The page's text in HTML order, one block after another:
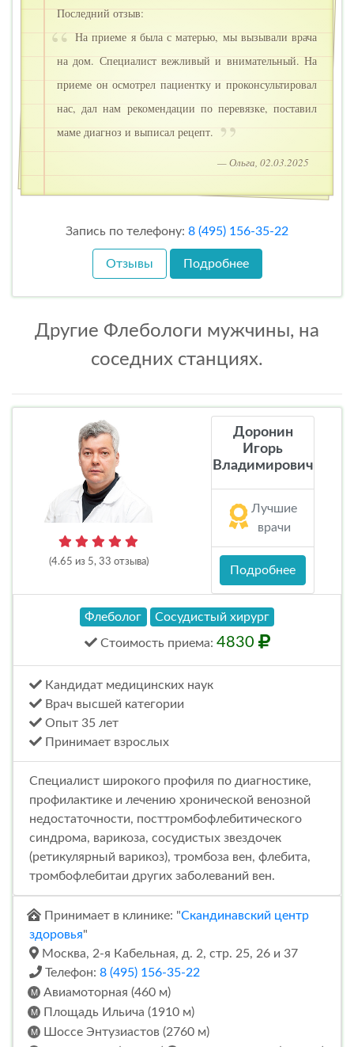
Последний отзыв:
На приеме я была с матерью, мы вызывали врача
на дом. Специалист вежливый и внимательный. На
приеме он осмотрел пациентку и проконсультировал
нас, дал нам рекомендации по перевязке, поставил
маме диагноз и выписал рецепт.
— Ольга, 02.03.2025
Запись по телефону: 8 (495) 156-35-22
Отзывы Подробнее
Другие Флебологи мужчины, на
соседних станциях.
(4.65 из 5, 33 отзыва)
Доронин
Игорь
Владимирович
Лучшие
врачи
Подробнее
Флеболог Сосудистый хирург
Стоимость приема: 4830
Кандидат медицинских наук
Врач высшей категории
Опыт 35 лет
Принимает взрослых
Специалист широкого профиля по диагностике,
профилактике и лечению хронической венозной
недостаточности, посттромбофлебитического
синдрома, варикоза, сосудистых звездочек
(ретикулярный варикоз), тромбоза вен, флебита,
тромбофлебитаи других заболеваний вен.
Принимает в клинике: "Скандинавский центр
здоровья"
Москва, 2-я Кабельная, д. 2, стр. 25, 26 и 37
Телефон: 8 (495) 156-35-22
Авиамоторная (460 м)
Площадь Ильича (1910 м)
Шоссе Энтузиастов (2760 м)